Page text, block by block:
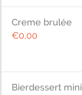
Creme brulée
€0,00
Bierdessert mini